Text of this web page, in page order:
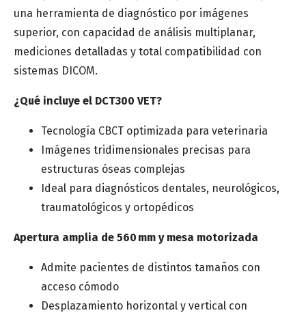
Categoría de interés *
una herramienta de diagnóstico por imágenes
superior, con capacidad de análisis multiplanar,
mediciones detalladas y total compatibilidad con
sistemas DICOM.
¿Qué incluye el DCT300 VET?
Tecnología CBCT optimizada para veterinaria
Imágenes tridimensionales precisas para
estructuras óseas complejas
Ideal para diagnósticos dentales, neurológicos,
traumatológicos y ortopédicos
Apertura amplia de 560 mm y mesa motorizada
Admite pacientes de distintos tamaños con
acceso cómodo
Desplazamiento horizontal y vertical con